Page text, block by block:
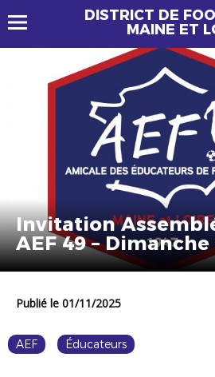
DISTRICT DE
MAINE ET
Invitation
AEF 49 –
2025
Publié le 01/11/2025
AEF Éducateurs